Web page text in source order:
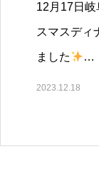
12月17日岐
スマスディ
ました …
2023.12.18